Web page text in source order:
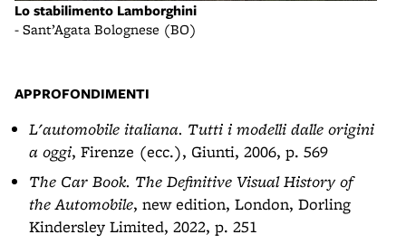
Lo stabilimento Lamborghini
- Sant’Agata Bolognese (BO)
APPROFONDIMENTI
L'automobile italiana. Tutti i modelli dalle origini
a oggi, Firenze (ecc.), Giunti, 2006, p. 569
The Car Book. The Definitive Visual History of
the Automobile, new edition, London, Dorling
Kindersley Limited, 2022, p. 251